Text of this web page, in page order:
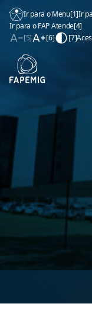
Ir para o Menu[1]Ir
Ir para o FAP Atende[4]
[5]
[6] [7]